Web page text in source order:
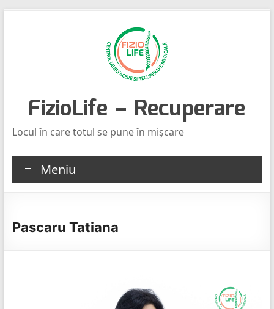
FizioLife – Recuperare
Locul în care totul se pune în mișcare
Meniu
Pascaru Tatiana